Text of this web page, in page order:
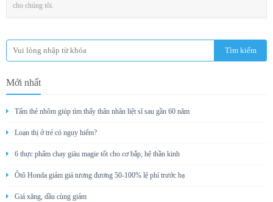
cho chúng tôi.
Mới nhất
Tấm thẻ nhôm giúp tìm thấy thân nhân liệt sĩ sau gần 60 năm
Loạn thị ở trẻ có nguy hiểm?
6 thực phẩm chay giàu magie tốt cho cơ bắp, hệ thần kinh
Ôtô Honda giảm giá tương đương 50-100% lệ phí trước bạ
Giá xăng, dầu cùng giảm